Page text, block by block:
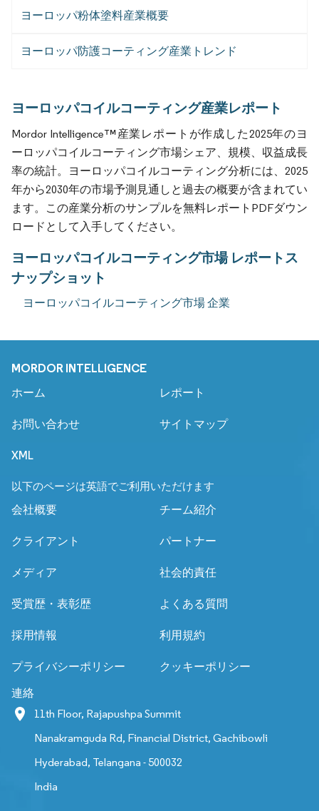
ヨーロッパ粉体塗料産業概要
ヨーロッパ防護コーティング産業トレンド
ヨーロッパコイルコーティング産業レポート
Mordor Intelligence™産業レポートが作成した2025年のヨ
ーロッパコイルコーティング市場シェア、規模、収益成長
率の統計。ヨーロッパコイルコーティング分析には、2025
年から2030年の市場予測見通しと過去の概要が含まれてい
ます。この産業分析のサンプルを無料レポートPDFダウン
ロードとして入手してください。
ヨーロッパコイルコーティング市場 レポートス
ナップショット
ヨーロッパコイルコーティング市場 企業
MORDOR INTELLIGENCE
ホーム レポート
お問い合わせ サイトマップ
XML
以下のページは英語でご利用いただけます
会社概要
チーム紹介
クライアント パートナー
メディア 社会的責任
受賞歴・表彰歴 よくある質問
採用情報 利用規約
プライバシーポリシー クッキーポリシー
連絡
11th Floor, Rajapushpa Summit
Nanakramguda Rd, Financial District, Gachibowli
Hyderabad, Telangana - 500032
India